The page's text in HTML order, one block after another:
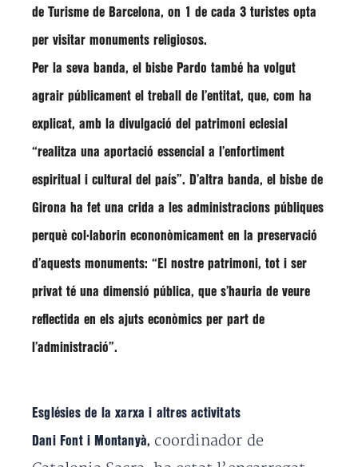
de Turisme de Barcelona, on 1 de cada 3 turistes opta
per visitar monuments religiosos.
Per la seva banda, el bisbe Pardo també ha volgut
agrair públicament el treball de l’entitat, que, com ha
explicat, amb la divulgació del patrimoni eclesial
“realitza una aportació essencial a l’enfortiment
espiritual i cultural del país”. D’altra banda, el bisbe de
Girona ha fet una crida a les administracions públiques
perquè col·laborin econonòmicament en la preservació
d’aquests monuments: “ El nostre patrimoni, tot i ser
privat té una dimensió pública, que s’hauria de veure
reflectida en els ajuts econòmics per part de
l’administració”.
Esglésies de la xarxa i altres activitats
Dani Font i Montanyà, coordinador de